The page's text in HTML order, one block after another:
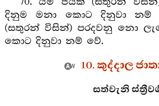
දිනුම මනා කොට දිනුවා
(සතුරන් විසින්) පරදවනු නො
කොට දිනුවා නම් වේ.
10. කුද්දාල
සත්වැනි